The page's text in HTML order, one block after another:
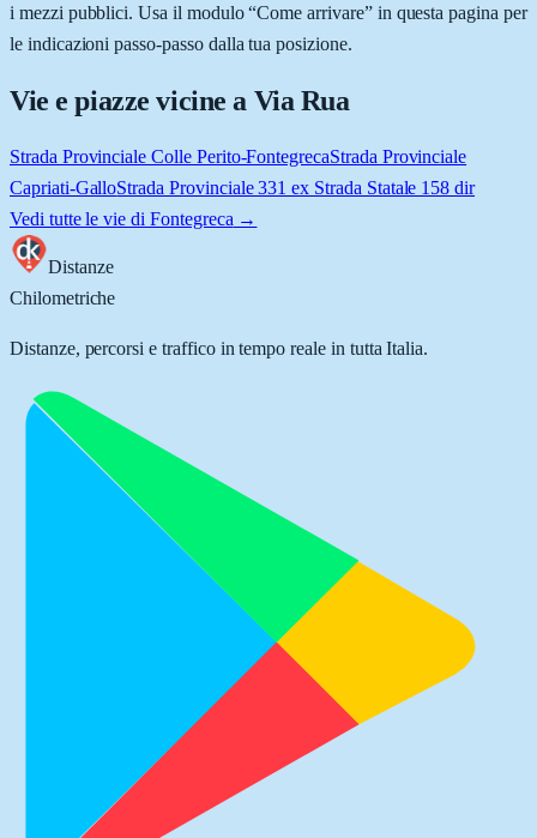
i mezzi pubblici. Usa il modulo “Come arrivare” in questa pagina per
le indicazioni passo-passo dalla tua posizione.
Vie e piazze vicine a Via Rua
Strada Provinciale Colle Perito-FontegrecaStrada Provinciale
Capriati-GalloStrada Provinciale 331 ex Strada Statale 158 dir
Vedi tutte le vie di Fontegreca →
Distanze
Chilometriche
Distanze, percorsi e traffico in tempo reale in tutta Italia.